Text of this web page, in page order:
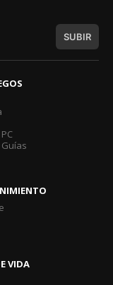
SUBIR
VIDA